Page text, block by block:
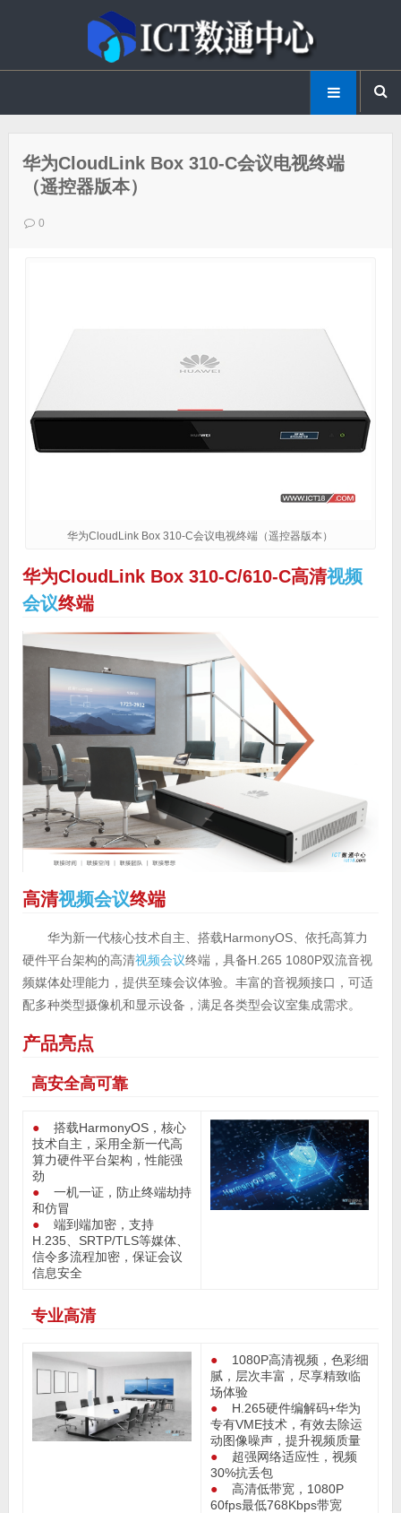
华为CloudLink Box 310-C会议电视终端
（遥控器版本）
0
华为CloudLink Box 310-C会议电视终端（遥控器版本）
华为CloudLink Box 310-C/610-C高清视频
会议终端
高清视频会议终端
华为新一代核心技术自主、搭载HarmonyOS、依托高算力
硬件平台架构的高清视频会议终端，具备H.265 1080P双流音视
频媒体处理能力，提供至臻会议体验。丰富的音视频接口，可适
配多种类型摄像机和显示设备，满足各类型会议室集成需求。
产品亮点
高安全高可靠
● 搭载HarmonyOS，核心
技术自主，采用全新一代高
算力硬件平台架构，性能强
劲
● 一机一证，防止终端劫持
和仿冒
● 端到端加密，支持
H.235、SRTP/TLS等媒体、
信令多流程加密，保证会议
信息安全
专业高清
● 1080P高清视频，色彩细
腻，层次丰富，尽享精致临
场体验
● H.265硬件编解码+华为
专有VME技术，有效去除运
动图像噪声，提升视频质量
● 超强网络适应性，视频
30%抗丢包
● 高清低带宽，1080P
60fps最低768Kbps带宽